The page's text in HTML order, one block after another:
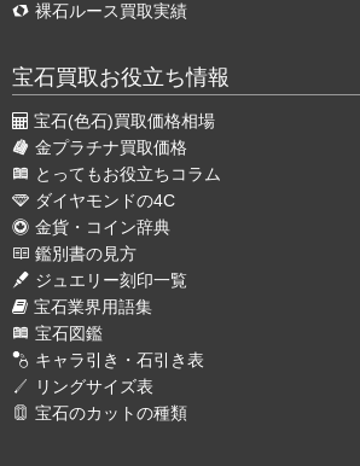
裸石ルース買取実績
宝石買取お役立ち情報
宝石(色石)買取価格相場
金プラチナ買取価格
とってもお役立ちコラム
ダイヤモンドの4C
金貨・コイン辞典
鑑別書の見方
ジュエリー刻印一覧
宝石業界用語集
宝石図鑑
キャラ引き・石引き表
リングサイズ表
宝石のカットの種類